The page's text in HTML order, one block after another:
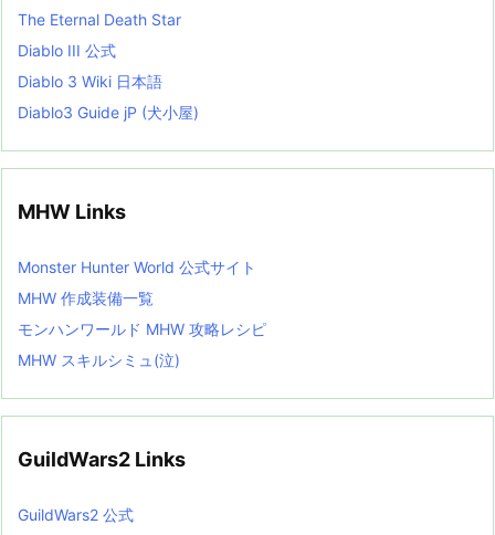
The Eternal Death Star
Diablo III 公式
Diablo 3 Wiki 日本語
Diablo3 Guide jP (犬小屋)
MHW Links
Monster Hunter World 公式サイト
MHW 作成装備一覧
モンハンワールド MHW 攻略レシピ
MHW スキルシミュ(泣)
GuildWars2 Links
GuildWars2 公式